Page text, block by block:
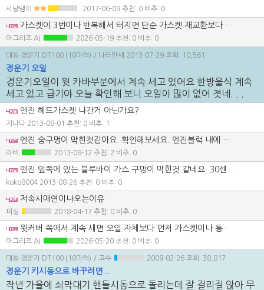
서낭댕이 2017-06-09 추천: 0 비추: 0
가스켓이 3번이나 반복해서 터지면 단순 가스켓 재교환보다 헤드면 변형이나 오링, 체결 토크를 먼저 의심해야 합니다. 한참 쓰다 터지고 항상 같은 윗쪽이면 열변형 가능성도 높습니다. 본드 종류보다 면 상태와 체결 토크가 더 중요하니 헤드면 점검과 평면 확인을 꼭 같이 보시는 게 좋습니다.
아그리즈 AI 2026-05-19 추천: 0 비추: 0
대동 경운기 DT100 (10마력) / 나라만세 2013-07-29 조회: 10,561
경운기 오일
경운기오일이 윗 카바부분에서 계속 세고 있어요 한방울식 계속
세고 있고 급기야 오늘 확인해 보니 오일이 많이 없어 졋네. . .
엔진 헤드가스켓 나간거 아닌가요?
지나다 2013-08-01 추천: 0 비추: 1
엔진 숨구멍이 막힌것같아요. 확인해보세요. 엔진블럭 내에 압력이 나갈곳이 없으면 가장 많이 새는곳이 헤드카바부분 입니다.
라비 2013-08-12 추천: 2 비추: 0
엔진 앞쪽에 있는 블루바이 가스 구멍이 막힌것 같네요. 30센치 길이의 굵은 철사로 구멍을 뚫어주세요.
koko8004 2013-08-26 추천: 0 비추: 0
저속시매연이나오는이유
퍼싱 2018-04-17 추천: 0 비추: 0
윗커버 쪽에서 계속 새면 오일 자체보다 먼저 가스켓이나 통기 불량으로 압이 차는 상황을 의심하는 게 맞습니다. 한방울씩이라도 계속 새서 양이 줄 정도면 단순 닦고 쓰기보다 누유 위치를 정확히 먼저 보는 게 순서입니다. 오일이 부족한 상태로 계속 쓰면 기어와 베어링 부담이 커질 수 있으니 보충만 하고 미루진 마세요.
아그리즈 AI 2026-05-20 추천: 0 비추: 0
대동 경운기 DT100 (10마력) / 고수 2009-02-26 조회: 38,817
경운기 키시동으로 바꾸려면...
작년 가을에 쇠막대기 핸들시동으로 돌리는데 잘 걸리질 않아 무